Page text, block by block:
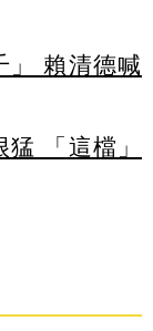
」 賴清德喊
「這檔」